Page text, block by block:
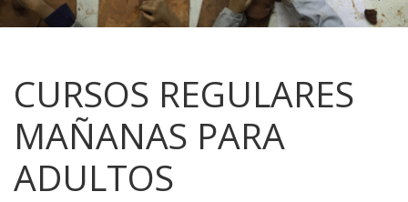
CURSOS REGULARES
MAÑANAS PARA
ADULTOS